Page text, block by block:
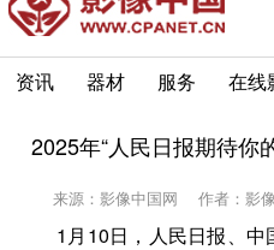
资讯 器材 服务 在线
2025年“人民日报期待你
来源：影像中国网 作者：影
1月10日，人民日报、